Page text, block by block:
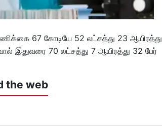
67 கோடியே 52 லட்சத்து 23 ஆயிரத்து
இதுவரை 70 லட்சத்து 7 ஆயிரத்து 32 பேர்
the web